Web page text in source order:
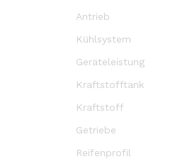
Antrieb
Kühlsystem
Geräteleistung
Kraftstofftank
Kraftstoff
Getriebe
Reifenprofil